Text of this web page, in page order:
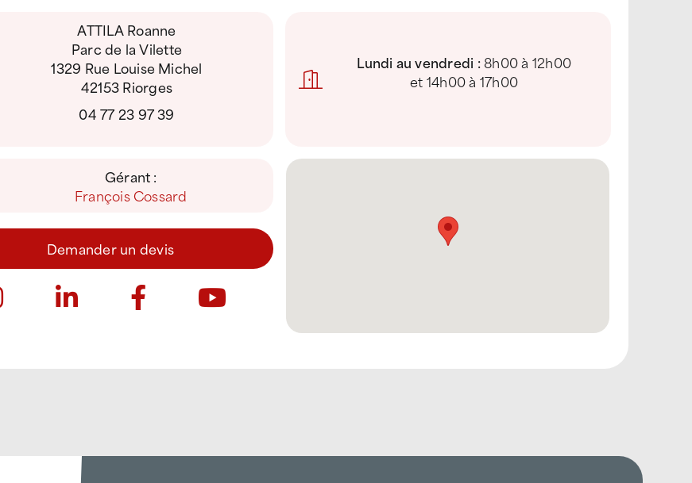
ATTILA Roanne
Parc de la Vilette
1329 Rue Louise Michel
42153 Riorges
04 77 23 97 39
Lundi au vendredi :8h00 à 12h00
et 14h00 à 17h00
Gérant :
François Cossard
Demander un devis